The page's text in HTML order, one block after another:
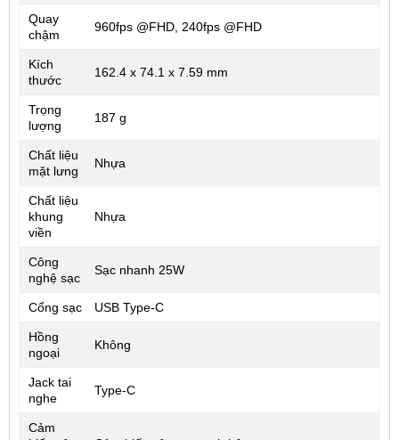
Quay
chậm
960fps @FHD, 240fps @FHD
Kích
thước
162.4 x 74.1 x 7.59 mm
Trọng
lượng
187 g
Chất liệu
mặt lưng
Nhựa
Chất liệu
khung
viền
Nhựa
Công
nghệ sạc
Sạc nhanh 25W
Cổng sạc USB Type-C
Hồng
ngoại
Không
Jack tai
nghe
Type-C
Cảm